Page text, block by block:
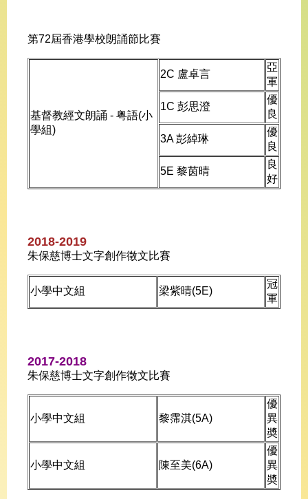
第72屆香港學校朗誦節比賽
基督教經文朗誦 - 粤語(小
學組)
2C 盧卓言
亞
軍
1C 彭思澄
優
良
3A 彭綽琳
優
良
5E 黎茵晴
良
好
2018-2019
朱保慈博士文字創作徵文比賽
小學中文組 梁紫晴(5E)
冠
軍
2017-2018
朱保慈博士文字創作徵文比賽
小學中文組 黎霈淇(5A)
優
異
奬
小學中文組 陳至美(6A)
優
異
奬